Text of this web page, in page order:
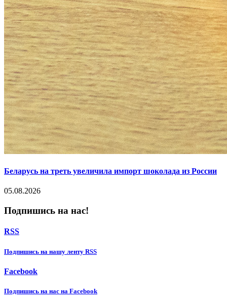
Беларусь на треть увеличила импорт шоколада из России
05.08.2026
Подпишись на нас!
RSS
Подпишиcь на нашу ленту RSS
Facebook
Подпишиcь на нас на Facebook